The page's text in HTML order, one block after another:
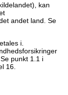
kan
andet land. Se
i.
punkt 1.1 i
16.